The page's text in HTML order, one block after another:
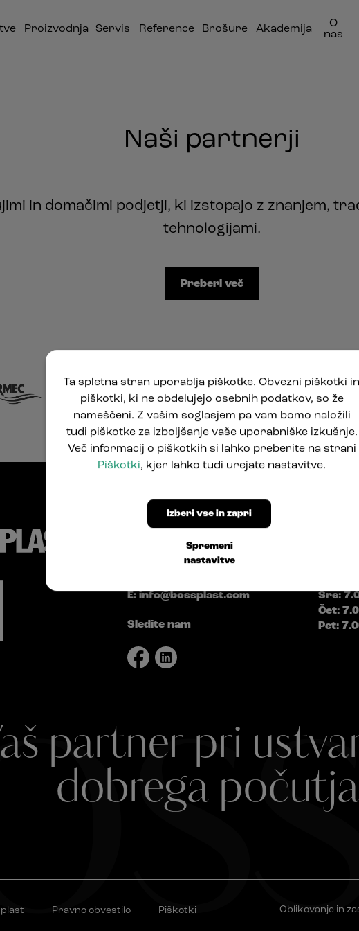
Proizvodnja Servis Reference Brošure Akademija
O
nas
Naši partnerji
in domačimi podjetji, ki izstopajo z znanjem,
tehnologijami.
Preberi več
1290 Grosuplje, Slovenija
E: info@bossplast.com
Sledite nam
Pon:
Tor:
Sre:
Čet:
Pet:
partner pri
dobrega
Pravno obvestilo Piškotki Oblikovanje in
Ta spletna stran uporablja piškotke. Obvezni piškotki in
piškotki, ki ne obdelujejo osebnih podatkov, so že
nameščeni. Z vašim soglasjem pa vam bomo naložili
tudi piškotke za izboljšanje vaše uporabniške izkušnje.
Več informacij o piškotkih si lahko preberite na strani
Piškotki, kjer lahko tudi urejate nastavitve.
Spremeni
nastavitve
Izberi vse in zapri